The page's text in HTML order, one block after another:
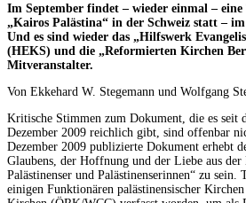
Im September findet – wieder einmal –
„Kairos Palästina“ in der Schweiz statt –
Und es sind wieder das „Hilfswerk
(HEKS) und die „Reformierten Kirchen
Mitveranstalter.
Von Ekkehard W. Stegemann und Wolfgang
Kritische Stimmen zum Dokument, die es seit
Dezember 2009 reichlich gibt, sind offenbar
Dezember 2009 publizierte Dokument erhebt
Glaubens, der Hoffnung und der Liebe aus
Palästinenser und Palästinenserinnen“ zu sein.
einigen Funktionären palästinensischer